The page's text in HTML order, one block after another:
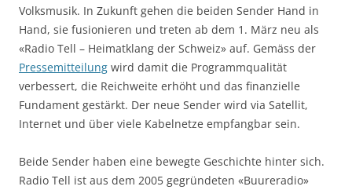
Volksmusik. In Zukunft gehen die beiden Sender Hand in
Hand, sie fusionieren und treten ab dem 1. März neu als
«Radio Tell – Heimatklang der Schweiz» auf. Gemäss der
Pressemitteilung wird damit die Programmqualität
verbessert, die Reichweite erhöht und das finanzielle
Fundament gestärkt. Der neue Sender wird via Satellit,
Internet und über viele Kabelnetze empfangbar sein.
Beide Sender haben eine bewegte Geschichte hinter sich.
Radio Tell ist aus dem 2005 gegründeten «Buureradio»